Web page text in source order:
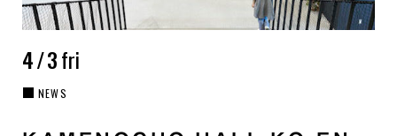
4/3fri
NEWS